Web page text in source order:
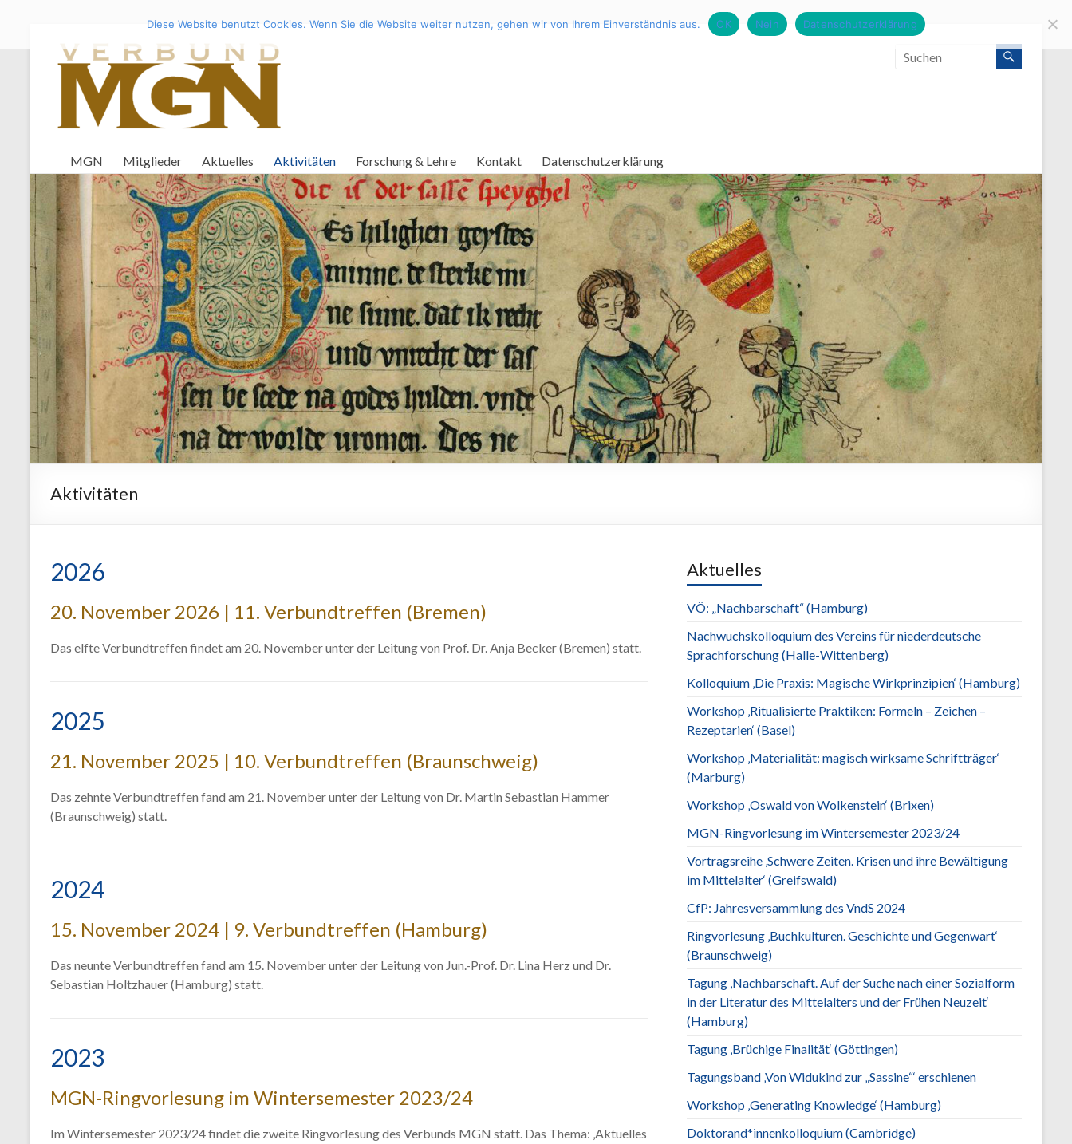
Inhalt
springenVerbund
Mittelaltergermanistik
Nord
MGN Mitglieder Aktuelles Aktivitäten Forschung & Lehre Kontakt Datenschutzerklärung
Aktivitäten
2026
20. November 2026 | 11. Verbundtreffen (Bremen)
Das elfte Verbundtreffen findet am 20. November unter der Leitung von Prof. Dr. Anja Becker (Bremen) statt.
2025
21. November 2025 | 10. Verbundtreffen (Braunschweig)
Das zehnte Verbundtreffen fand am 21. November unter der Leitung von Dr. Martin Sebastian Hammer
(Braunschweig) statt.
2024
15. November 2024 | 9. Verbundtreffen (Hamburg)
Das neunte Verbundtreffen fand am 15. November unter der Leitung von Jun.-Prof. Dr. Lina Herz und Dr.
Sebastian Holtzhauer (Hamburg) statt.
2023
MGN-Ringvorlesung im Wintersemester 2023/24
Im Wintersemester 2023/24 findet die zweite Ringvorlesung des Verbunds MGN statt. Das Thema: ‚Aktuelles
Aktuelles
VÖ: „Nachbarschaft“ (Hamburg)
Nachwuchskolloquium des Vereins für niederdeutsche
Sprachforschung (Halle-Wittenberg)
Kolloquium ‚Die Praxis: Magische Wirkprinzipien‘ (Hamburg)
Workshop ‚Ritualisierte Praktiken: Formeln – Zeichen –
Rezeptarien‘ (Basel)
Workshop ‚Materialität: magisch wirksame Schriftträger‘
(Marburg)
Workshop ‚Oswald von Wolkenstein‘ (Brixen)
MGN-Ringvorlesung im Wintersemester 2023/24
Vortragsreihe ‚Schwere Zeiten. Krisen und ihre Bewältigung
im Mittelalter‘ (Greifswald)
CfP: Jahresversammlung des VndS 2024
Ringvorlesung ‚Buchkulturen. Geschichte und Gegenwart‘
(Braunschweig)
Tagung ‚Nachbarschaft. Auf der Suche nach einer Sozialform
in der Literatur des Mittelalters und der Frühen Neuzeit‘
(Hamburg)
Tagung ‚Brüchige Finalität‘ (Göttingen)
Tagungsband ‚Von Widukind zur „Sassine“‘ erschienen
Workshop ‚Generating Knowledge‘ (Hamburg)
Doktorand*innenkolloquium (Cambridge)
Diese Website benutzt Cookies. Wenn Sie die Website weiter nutzen, gehen wir von Ihrem Einverständnis aus. OK Nein Datenschutzerklärung